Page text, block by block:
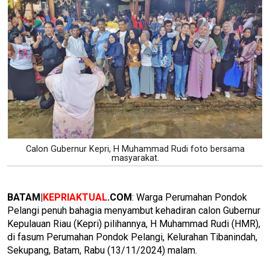
Calon Gubernur Kepri, H Muhammad Rudi foto bersama
masyarakat.
BATAM|KEPRIAKTUAL.COM: Warga Perumahan Pondok
Pelangi penuh bahagia menyambut kehadiran calon Gubernur
Kepulauan Riau (Kepri) pilihannya, H Muhammad Rudi (HMR),
di fasum Perumahan Pondok Pelangi, Kelurahan Tibanindah,
Sekupang, Batam, Rabu (13/11/2024) malam.